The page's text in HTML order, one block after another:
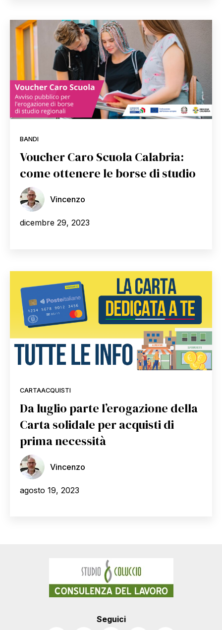
BANDI
Voucher Caro Scuola Calabria:
come ottenere le borse di studio
Vincenzo
dicembre 29, 2023
CARTAACQUISTI
Da luglio parte l’erogazione della
Carta solidale per acquisti di
prima necessità
Vincenzo
agosto 19, 2023
Seguici